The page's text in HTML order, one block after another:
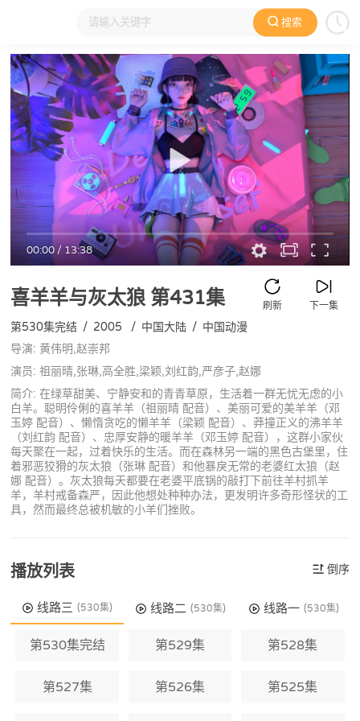
搜索
大家在看 日本动漫 国产动漫 欧美动漫 动漫电影
00:00/13:38
喜羊羊与灰太狼第431集 下一集
刷新
第530集完结 / 2005 / 中国大陆 / 中国动漫
导演: 黄伟明,赵崇邦
演员: 祖丽晴,张琳,高全胜,梁颖,刘红韵,严彦子,赵娜
简介: 在绿草甜美、宁静安和的青青草原，生活着一群无忧无虑的小
白羊。聪明伶俐的喜羊羊（祖丽晴 配音）、美丽可爱的美羊羊（邓
玉婷 配音）、懒惰贪吃的懒羊羊（梁颖 配音）、莽撞正义的沸羊羊
（刘红韵 配音）、忠厚安静的暖羊羊（邓玉婷 配音），这群小家伙
每天聚在一起，过着快乐的生活。而在森林另一端的黑色古堡里，住
着邪恶狡猾的灰太狼（张琳 配音）和他暴戾无常的老婆红太狼（赵
娜 配音）。灰太狼每天都要在老婆平底锅的敲打下前往羊村抓羊
羊，羊村戒备森严，因此他想处种种办法，更发明许多奇形怪状的工
具，然而最终总被机敏的小羊们挫败。
播放列表 倒序
线路三 (530集) 线路二 (530集) 线路一 (530集)
第530集完结 第529集 第528集
第527集 第526集 第525集